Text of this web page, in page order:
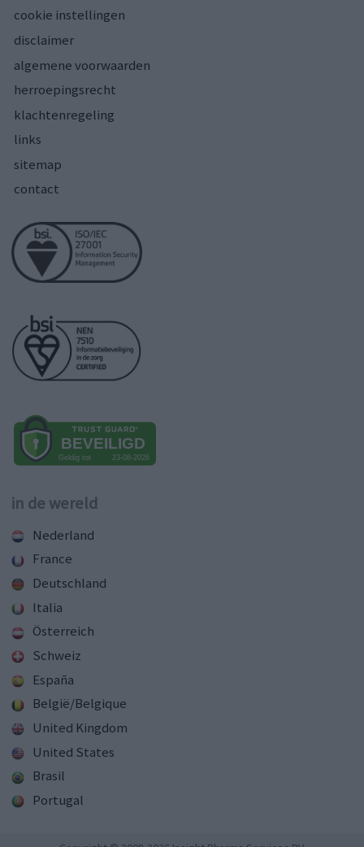
cookie instellingen
disclaimer
algemene voorwaarden
herroepingsrecht
klachtenregeling
links
sitemap
contact
in de wereld
Nederland
France
Deutschland
Italia
Österreich
Schweiz
España
België/Belgique
United Kingdom
United States
Brasil
Portugal